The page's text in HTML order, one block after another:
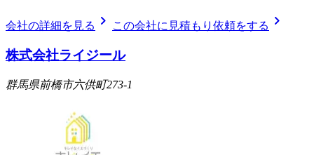
会社の詳細を見る chevron_right この会社に見積もり依頼をする chevron_right
株式会社ライジール
群馬県前橋市六供町273-1